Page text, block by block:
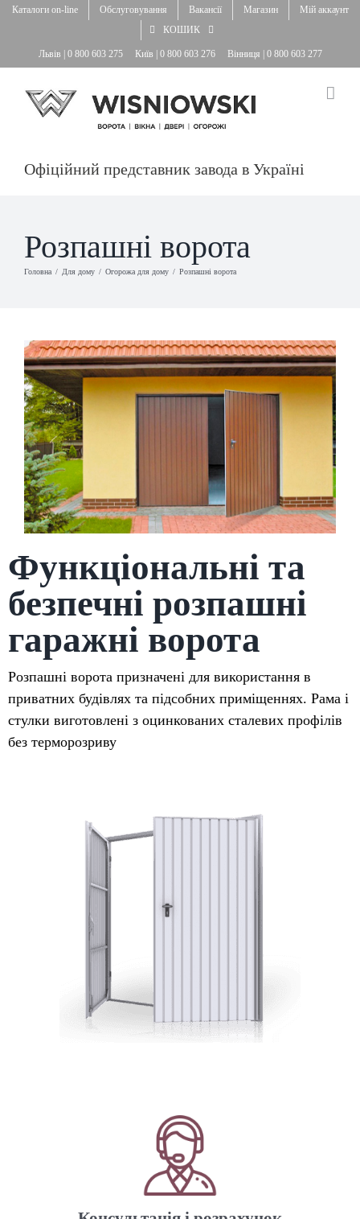
SkipКаталоги on-line Обслуговування Вакансії Магазин
Мій аккаунт
КОШИК
Львів | 0 800 603 275 Київ | 0 800 603 276 Вінниця | 0 800 603 277
Офіційний представник завода в Україні
Розпашні ворота
Головна Для дому Огорожа для дому Розпашні ворота
Функціональні та
безпечні розпашні
гаражні ворота
Розпашні ворота призначені для використання в
приватних будівлях та підсобних приміщеннях. Рама і
стулки виготовлені з оцинкованих сталевих профілів
без терморозриву